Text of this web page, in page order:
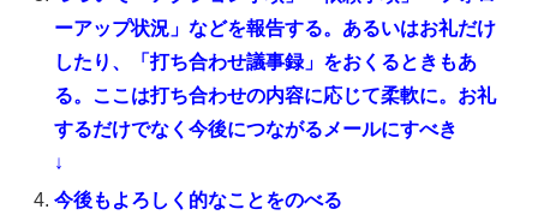
ーアップ状況」などを報告する。あるいはお礼だけ
したり、「打ち合わせ議事録」をおくるときもあ
る。ここは打ち合わせの内容に応じて柔軟に。お礼
するだけでなく今後につながるメールにすべき
↓
今後もよろしく的なことをのべる